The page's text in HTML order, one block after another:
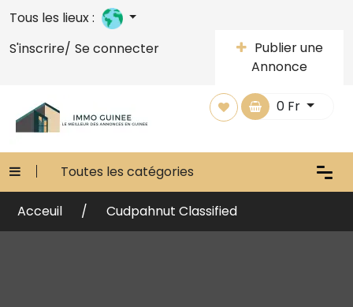
Tous les lieux :
S'inscrire/ Se connecter
Publier une
Annonce
0 Fr
Toutes les catégories
Acceuil Cudpahnut Classified